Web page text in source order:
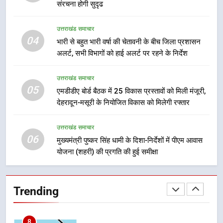
संरचना होगी सुदृढ
04
उत्तराखंड समाचार
भारी से बहुत भारी वर्षा की चेतावनी के बीच जिला प्रशासन
अलर्ट, सभी विभागों को हाई अलर्ट पर रहने के निर्देश
05
उत्तराखंड समाचार
एमडीडीए बोर्ड बैठक में 25 विकास प्रस्तावों को मिली मंजूरी,
देहरादून-मसूरी के नियोजित विकास को मिलेगी रफ्तार
06
उत्तराखंड समाचार
मुख्यमंत्री पुष्कर सिंह धामी के दिशा-निर्देशों में पीएम आवास
योजना (शहरी) की प्रगति की हुई समीक्षा
Trending
एमडीडीए बोर्ड बैठक में 25 विकास प्रस्तावों
को मिली मंजूरी, देहरादून-मसूरी के
6
मुख्यमंत्री पुष्कर सिंह धामी के दिशा-निर्देशों
की हुई समीक्षा
उत्तराखंड समाचार
अभियुक्त को दून पुलिस ने हरिद्वार से किया